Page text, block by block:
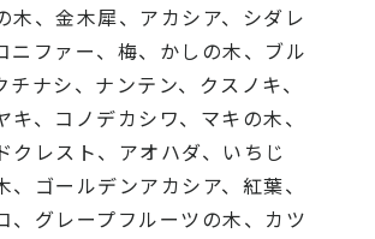
木、金木犀、アカシア、シダレ
ニファー、梅、かしの木、ブル
チナシ、ナンテン、クスノキ、
キ、コノデカシワ、マキの木、
クレスト、アオハダ、いちじ
、ゴールデンアカシア、紅葉、
、グレープフルーツの木、カツ